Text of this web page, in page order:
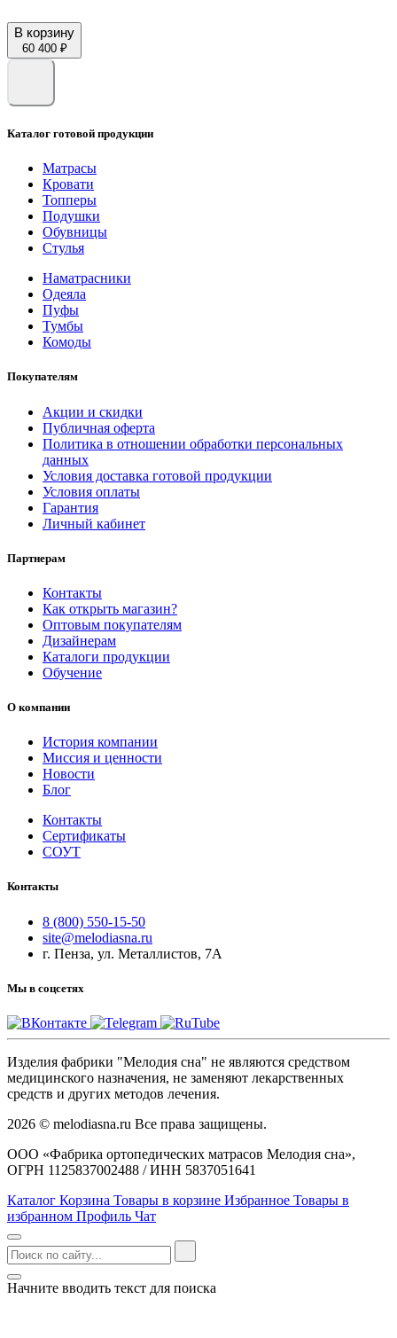
В корзину
60 400 ₽
Каталог готовой продукции
Матрасы
Кровати
Топперы
Подушки
Обувницы
Стулья
Наматрасники
Одеяла
Пуфы
Тумбы
Комоды
Покупателям
Акции и скидки
Публичная оферта
Политика в отношении обработки персональных
данных
Условия доставка готовой продукции
Условия оплаты
Гарантия
Личный кабинет
Партнерам
Контакты
Как открыть магазин?
Оптовым покупателям
Дизайнерам
Каталоги продукции
Обучение
О компании
История компании
Миссия и ценности
Новости
Блог
Контакты
Сертификаты
СОУТ
Контакты
8 (800) 550-15-50
site@melodiasna.ru
г. Пенза, ул. Металлистов, 7А
Мы в соцсетях
Изделия фабрики "Мелодия сна" не являются средством
медицинского назначения, не заменяют лекарственных
средств и других методов лечения.
2026 © melodiasna.ru Все права защищены.
ООО «Фабрика ортопедических матрасов Мелодия сна»,
ОГРН 1125837002488 / ИНН 5837051641
Каталог Корзина Товары в корзине Избранное Товары в
избранном Профиль Чат
Начните вводить текст для поиска